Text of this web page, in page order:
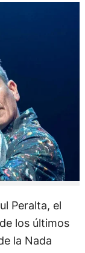
Peralta, el
los últimos
la Nada